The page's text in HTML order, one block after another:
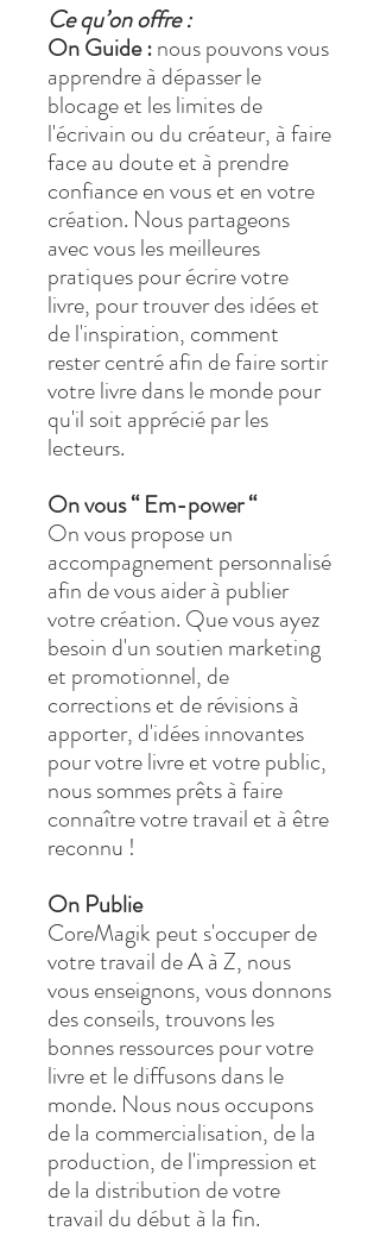
Ce qu’on offre :
On Guide :nous pouvons vous
apprendre à dépasser le
blocage et les limites de
l'écrivain ou du créateur, à faire
face au doute et à prendre
confiance en vous et en votre
création. Nous partageons
avec vous les meilleures
pratiques pour écrire votre
livre, pour trouver des idées et
de l'inspiration, comment
rester centré afin de faire sortir
votre livre dans le monde pour
qu'il soit apprécié par les
lecteurs.
On vous “ Em-power “
On vous propose un
accompagnement personnalisé
afin de vous aider à publier
votre création. Que vous ayez
besoin d'un soutien marketing
et promotionnel, de
corrections et de révisions à
apporter, d'idées innovantes
pour votre livre et votre public,
nous sommes prêts à faire
connaître votre travail et à être
reconnu !
On Publie
CoreMagik peut s'occuper de
votre travail de A à Z, nous
vous enseignons, vous donnons
des conseils, trouvons les
bonnes ressources pour votre
livre et le diffusons dans le
monde. Nous nous occupons
de la commercialisation, de la
production, de l'impression et
de la distribution de votre
travail du début à la fin.